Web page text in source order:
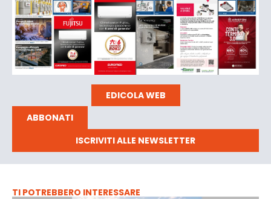
EDICOLA WEB
ABBONATI
ISCRIVITI ALLE NEWSLETTER
TI POTREBBERO INTERESSARE